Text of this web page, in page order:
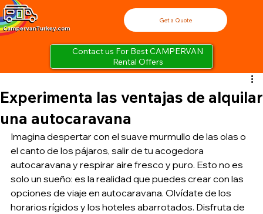
Contact us For Best CAMPERVAN
Rental Offers
Get a Quote
Experimenta las ventajas de alquilar
una autocaravana
Imagina despertar con el suave murmullo de las olas o
el canto de los pájaros, salir de tu acogedora
autocaravana y respirar aire fresco y puro. Esto no es
solo un sueño: es la realidad que puedes crear con las
opciones de viaje en autocaravana. Olvídate de los
horarios rígidos y los hoteles abarrotados. Disfruta de